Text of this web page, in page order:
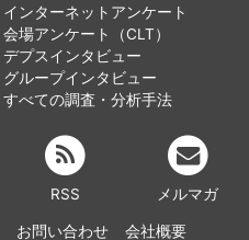
インターネットアンケート
会場アンケート（CLT）
デプスインタビュー
グループインタビュー
すべての調査・分析手法
RSS メルマガ
お問い合わせ 会社概要